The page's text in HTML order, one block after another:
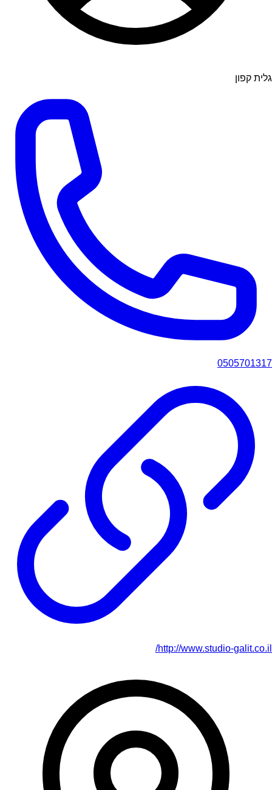
גלית קפון
0505701317
http://www.studio-galit.co.il/